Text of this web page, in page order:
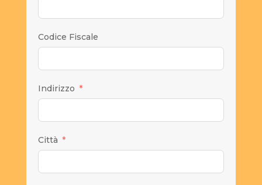
Codice Fiscale
Indirizzo
Città